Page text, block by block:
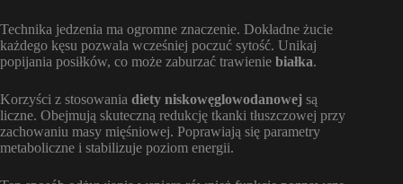
Technika jedzenia ma ogromne znaczenie. Dokładne żucie
każdego kęsu pozwala wcześniej poczuć sytość. Unikaj
popijania posiłków, co może zaburzać trawienie białka.
Korzyści z stosowania diety niskowęglowodanowej są
liczne. Obejmują skuteczną redukcję tkanki tłuszczowej przy
zachowaniu masy mięśniowej. Poprawiają się parametry
metaboliczne i stabilizuje poziom energii.